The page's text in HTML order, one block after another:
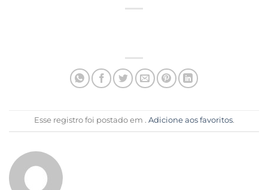
Esse registro foi postado em . Adicione aos favoritos.